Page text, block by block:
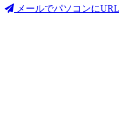
メールでパソコンに